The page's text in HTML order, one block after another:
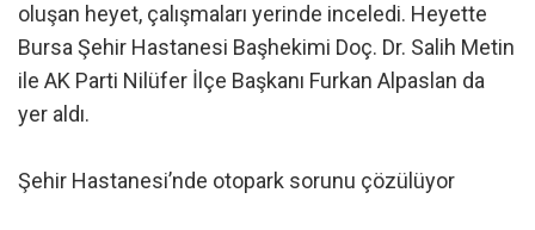
oluşan heyet, çalışmaları yerinde inceledi. Heyette
Bursa Şehir Hastanesi Başhekimi Doç. Dr. Salih Metin
ile AK Parti Nilüfer İlçe Başkanı Furkan Alpaslan da
yer aldı.
Şehir Hastanesi’nde otopark sorunu çözülüyor